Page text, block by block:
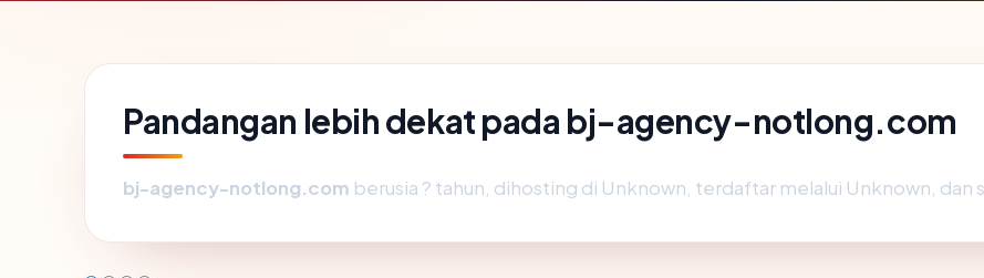
Pandangan lebih dekat pada bj-agency-notlong.com
bj-agency-notlong.com berusia ? tahun, dihosting di Unknown, terdaftar melalui Unknown, dan